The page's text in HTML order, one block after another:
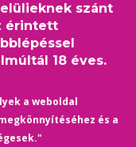
szánt
érintett
18 éves.
a weboldal
és a
-
94 perc, 2025